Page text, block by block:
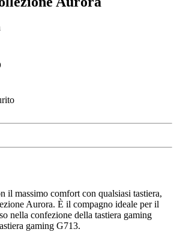
il massimo comfort con qualsiasi tastiera,
Aurora. È il compagno ideale per il
nella confezione della tastiera gaming
gaming G713.